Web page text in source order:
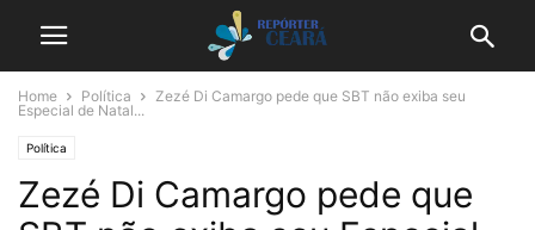
Home Política
Zezé Di Camargo pede que SBT não exiba seu
Especial de Natal...
Política
Zezé Di Camargo pede que